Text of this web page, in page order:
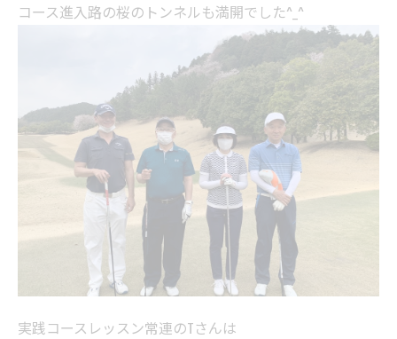
コース進入路の桜のトンネルも満開でした^_^
実践コースレッスン常連のTさんは